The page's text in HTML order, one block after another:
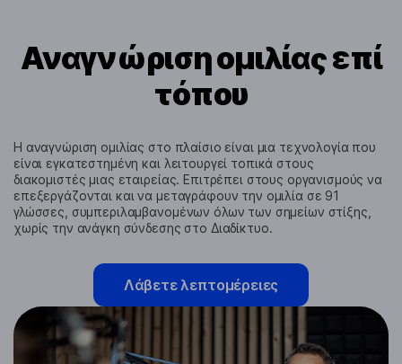
Αναγνώριση ομιλίας επί
τόπου
Η αναγνώριση ομιλίας στο πλαίσιο είναι μια τεχνολογία που
είναι εγκατεστημένη και λειτουργεί τοπικά στους
διακομιστές μιας εταιρείας. Επιτρέπει στους οργανισμούς να
επεξεργάζονται και να μεταγράφουν την ομιλία σε 91
γλώσσες, συμπεριλαμβανομένων όλων των σημείων στίξης,
χωρίς την ανάγκη σύνδεσης στο Διαδίκτυο.
Λάβετε λεπτομέρειες